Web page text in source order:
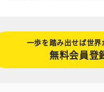
一歩を踏み出せば世界
無料会員登